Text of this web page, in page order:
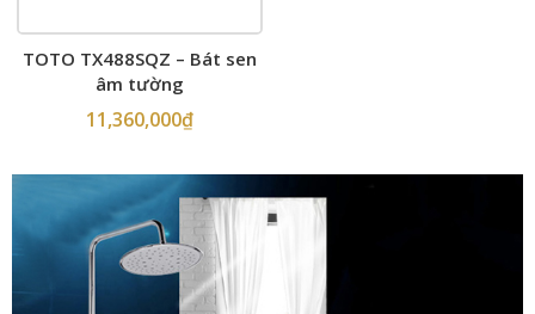
TOTO TX488SQZ – Bát sen
âm tường
11,360,000₫